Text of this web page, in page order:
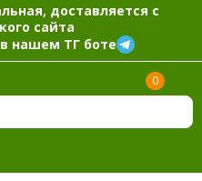
доставляется с
сайта
нашем ТГ боте
0